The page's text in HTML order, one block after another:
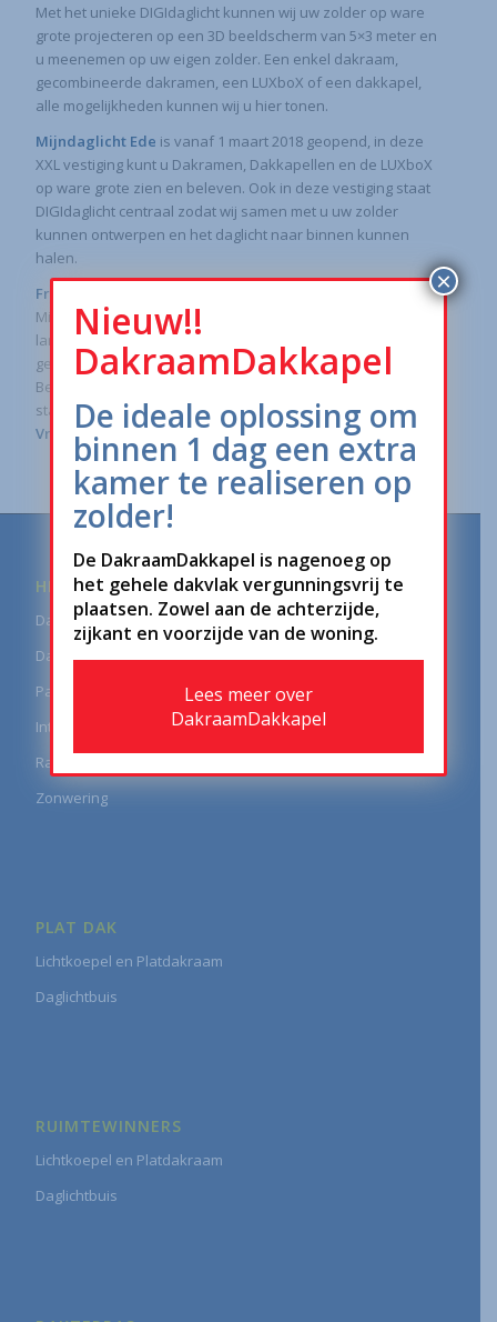
Met het unieke DIGIdaglicht kunnen wij uw zolder op ware
grote projecteren op een 3D beeldscherm van 5×3 meter en
u meenemen op uw eigen zolder. Een enkel dakraam,
gecombineerde dakramen, een LUXboX of een dakkapel,
alle mogelijkheden kunnen wij u hier tonen.
Mijndaglicht Ede is vanaf 1 maart 2018 geopend, in deze
XXL vestiging kunt u Dakramen, Dakkapellen en de LUXboX
op ware grote zien en beleven. Ook in deze vestiging staat
DIGIdaglicht centraal zodat wij samen met u uw zolder
kunnen ontwerpen en het daglicht naar binnen kunnen
halen.
Franchise Formule
Mijndaglicht wil de komende jaren doorgroeien naar een
landelijke dekking zodat u in alle steden van Nederland kunt
genieten van alle mogelijkheden in daglicht.
Ben jij de ondernemer die een eigen daglichtwinkel wilt gaan
starten?
Vraag dan hier vrijblijvende informatie aan.
HELLEND DAK
Dakraam
Daglichtbuis
Panoramavenster
Interieur
Raamdecoratie
Zonwering
PLAT DAK
Lichtkoepel en Platdakraam
Daglichtbuis
RUIMTEWINNERS
Lichtkoepel en Platdakraam
Daglichtbuis
Nieuw!!
DakraamDakkapel
De ideale oplossing om
binnen 1 dag een extra
kamer te realiseren op
zolder!
De DakraamDakkapel is nagenoeg op
het gehele dakvlak vergunningsvrij te
plaatsen. Zowel aan de achterzijde,
zijkant en voorzijde van de woning.
Lees meer over
DakraamDakkapel
×